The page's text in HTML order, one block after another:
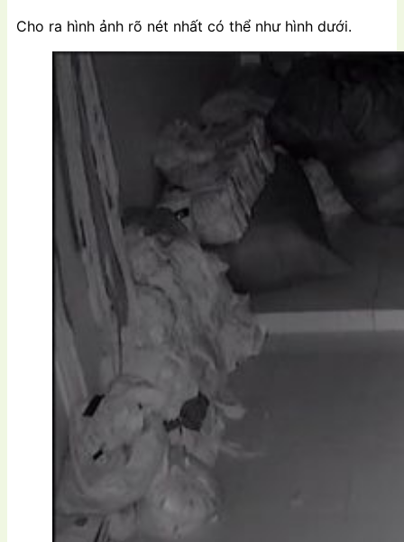
Cho ra hình ảnh rõ nét nhất có thể như hình dưới.